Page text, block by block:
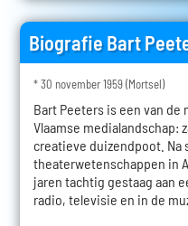
Biografie Bart
* 30 november 1959 (Mortsel)
Bart Peeters is een van
Vlaamse medialandschap:
creatieve duizendpoot. Na
theaterwetenschappen in
jaren tachtig gestaag aan
radio, televisie en in de